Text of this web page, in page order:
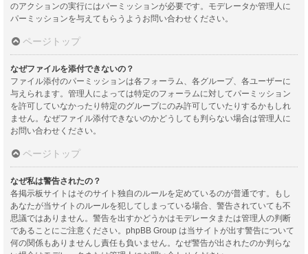
のアクションの実行にはパーミッションが必要です。モデレータか管理人に
パーミッションを与えてもらうようお問い合わせください。
ページトップ
なぜファイルを添付できないの？
ファイル添付のパーミッションは各フォーラム、各グループ、各ユーザーに
与えられます。管理人によっては特定のフォーラムに対してパーミッション
を許可していなかったり特定のグループにのみ許可していたりするかもしれ
ません。なぜファイル添付できないのかどうしても判らない場合は管理人に
お問い合わせください。
ページトップ
なぜ私は警告されたの？
各掲示板サイトはそのサイト独自のルールを定めているのが普通です。もし
あなたが当サイトのルールを犯してしまっている場合、警告されていても不
思議ではありません。警告を出すかどうかはモデレータまたは管理人の判断
であることにご注意ください。phpBB Group は当サイトが出す警告について
何の関係もありませんし責任も負いません。なぜ警告が出されたのか判らな